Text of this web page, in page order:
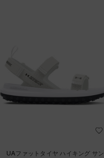
UAファットタイヤ ハイキング サン